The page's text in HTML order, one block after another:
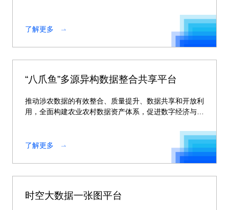
了解更多
“八爪鱼”多源异构数据整合共享平台
推动涉农数据的有效整合、质量提升、数据共享和开放利
用，全面构建农业农村数据资产体系，促进数字经济与乡
了解更多
时空大数据一张图平台